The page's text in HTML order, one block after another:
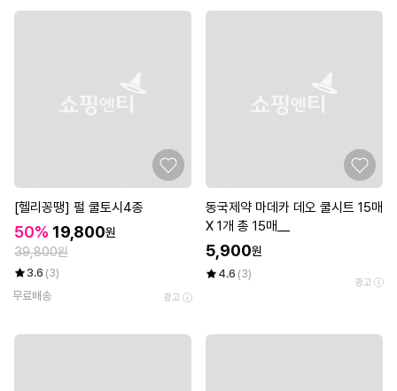
[헬리꽁땡] 펄 쿨토시4종
50% 19,800원
39,800원
3.6 (3)
무료배송
광고
동국제약 마데카 데오 쿨시트 15매
X 1개 총 15매__
5,900원
4.6 (3)
광고